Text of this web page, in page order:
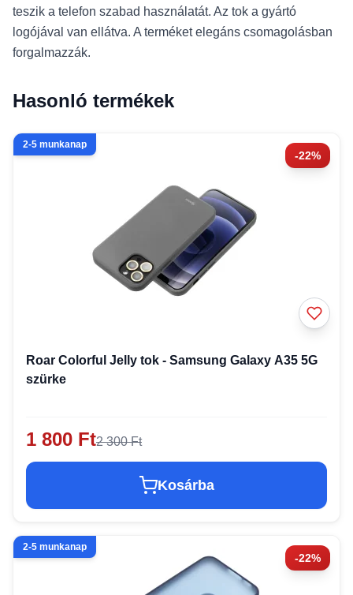
teszik a telefon szabad használatát. Az tok a gyártó
logójával van ellátva. A terméket elegáns csomagolásban
forgalmazzák.
Hasonló termékek
-22%
2-5 munkanap
Roar Colorful Jelly tok - Samsung Galaxy A35 5G
szürke
1 800 Ft2 300 Ft
Kosárba
-22%
2-5 munkanap